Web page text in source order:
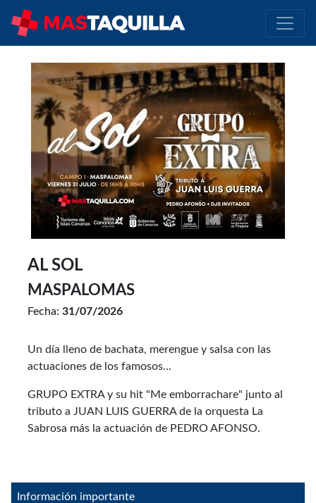
AL SOL
MASPALOMAS
Fecha: 31/07/2026
Un día lleno de bachata, merengue y salsa con las
actuaciones de los famosos...
GRUPO EXTRA y su hit "Me emborrachare" junto al
tributo a JUAN LUIS GUERRA de la orquesta La
Sabrosa más la actuación de PEDRO AFONSO.
Información importante